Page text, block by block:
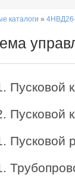
каталоги »
Пусковой
Пусковой
Пусковой